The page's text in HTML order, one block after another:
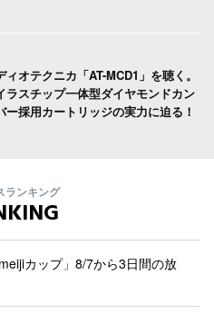
ィオテクニカ「AT-MCD1」を聴く。
ラスチップ一体型ダイヤモンドカン
ー採用カートリッジの実力に迫る！
ランキング
カップ」8/7から3日間の放